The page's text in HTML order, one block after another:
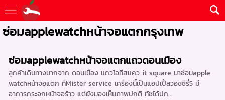
ซ่อมapplewatchหน้าจอแตกกรุงเทพ
ซ่อมapplewatchหน้าจอแตกแถวดอนเมือง
ลูกค้าเดินทางมากจาก ดอนเมือง แถวไอทีสแคว it square มาซ่อมapple
watchหน้าจอแตก ที่Mister service เครื่องนี้เป็นแอปเปิ้ลวอชซีรี่5 มี
อาการกระจกหน้าจอร้าว แต่ยังมองเห็นภาพปกติ ทัชได้ปก...